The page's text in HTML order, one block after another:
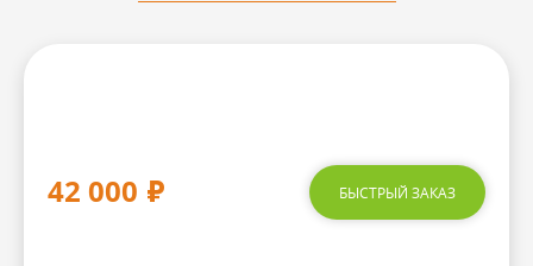
42 000 ₽ БЫСТРЫЙ ЗАКАЗ